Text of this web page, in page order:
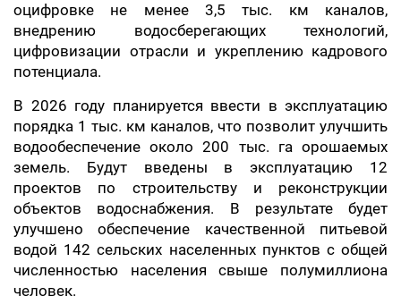
оцифровке не менее 3,5 тыс. км каналов,
внедрению водосберегающих технологий,
цифровизации отрасли и укреплению кадрового
потенциала.
В 2026 году планируется ввести в эксплуатацию
порядка 1 тыс. км каналов, что позволит улучшить
водообеспечение около 200 тыс. га орошаемых
земель. Будут введены в эксплуатацию 12
проектов по строительству и реконструкции
объектов водоснабжения. В результате будет
улучшено обеспечение качественной питьевой
водой 142 сельских населенных пунктов с общей
численностью населения свыше полумиллиона
человек.